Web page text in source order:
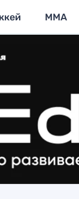
MMA